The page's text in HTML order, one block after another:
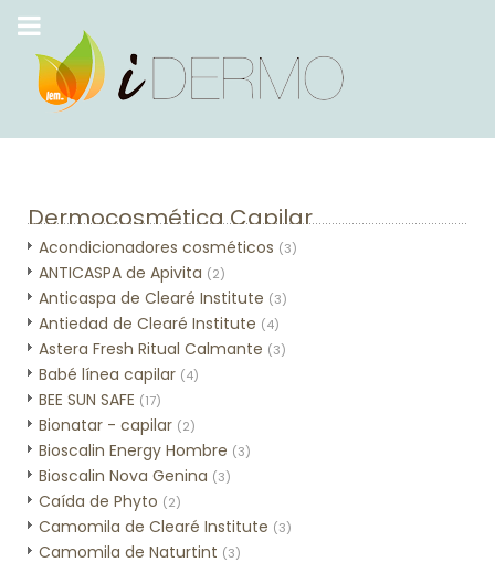
Dermocosmética Capilar
Acondicionadores cosméticos (3)
ANTICASPA de Apivita (2)
Anticaspa de Clearé Institute (3)
Antiedad de Clearé Institute (4)
Astera Fresh Ritual Calmante (3)
Babé línea capilar (4)
BEE SUN SAFE (17)
Bionatar - capilar (2)
Bioscalin Energy Hombre (3)
Bioscalin Nova Genina (3)
Caída de Phyto (2)
Camomila de Clearé Institute (3)
Camomila de Naturtint (3)